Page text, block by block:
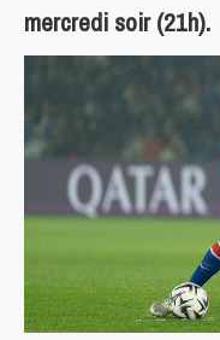
mercredi soir (21h).